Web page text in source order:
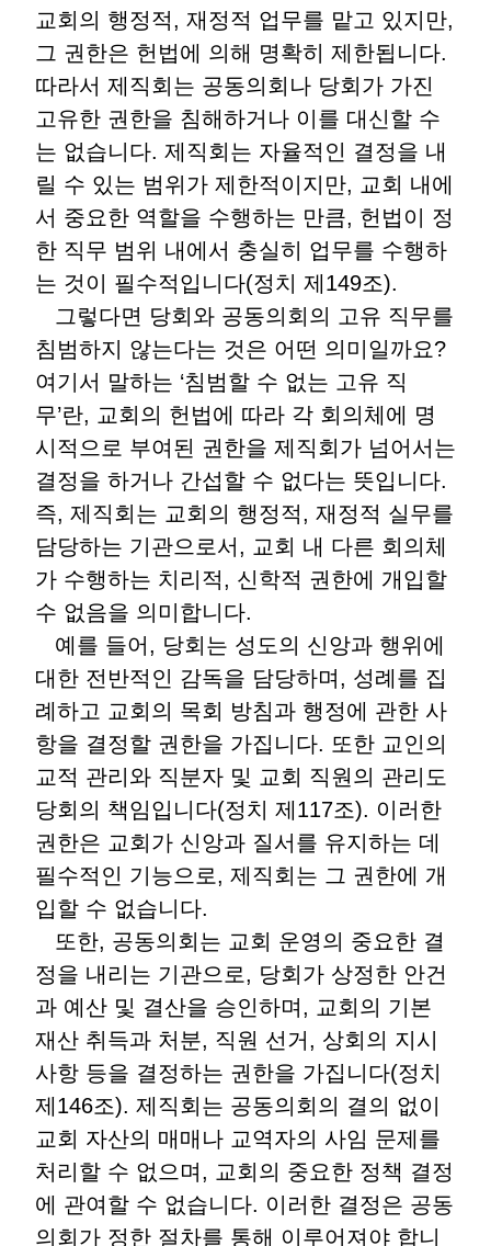
교회의 행정적, 재정적 업무를 맡고 있지만,
그 권한은 헌법에 의해 명확히 제한됩니다.
따라서 제직회는 공동의회나 당회가 가진
고유한 권한을 침해하거나 이를 대신할 수
는 없습니다. 제직회는 자율적인 결정을 내
릴 수 있는 범위가 제한적이지만, 교회 내에
서 중요한 역할을 수행하는 만큼, 헌법이 정
한 직무 범위 내에서 충실히 업무를 수행하
는 것이 필수적입니다(정치 제149조).
그렇다면 당회와 공동의회의 고유 직무를
침범하지 않는다는 것은 어떤 의미일까요?
여기서 말하는 ‘침범할 수 없는 고유 직
무’란, 교회의 헌법에 따라 각 회의체에 명
시적으로 부여된 권한을 제직회가 넘어서는
결정을 하거나 간섭할 수 없다는 뜻입니다.
즉, 제직회는 교회의 행정적, 재정적 실무를
담당하는 기관으로서, 교회 내 다른 회의체
가 수행하는 치리적, 신학적 권한에 개입할
수 없음을 의미합니다.
예를 들어, 당회는 성도의 신앙과 행위에
대한 전반적인 감독을 담당하며, 성례를 집
례하고 교회의 목회 방침과 행정에 관한 사
항을 결정할 권한을 가집니다. 또한 교인의
교적 관리와 직분자 및 교회 직원의 관리도
당회의 책임입니다(정치 제117조). 이러한
권한은 교회가 신앙과 질서를 유지하는 데
필수적인 기능으로, 제직회는 그 권한에 개
입할 수 없습니다.
또한, 공동의회는 교회 운영의 중요한 결
정을 내리는 기관으로, 당회가 상정한 안건
과 예산 및 결산을 승인하며, 교회의 기본
재산 취득과 처분, 직원 선거, 상회의 지시
사항 등을 결정하는 권한을 가집니다(정치
제146조). 제직회는 공동의회의 결의 없이
교회 자산의 매매나 교역자의 사임 문제를
처리할 수 없으며, 교회의 중요한 정책 결정
에 관여할 수 없습니다. 이러한 결정은 공동
의회가 정한 절차를 통해 이루어져야 합니